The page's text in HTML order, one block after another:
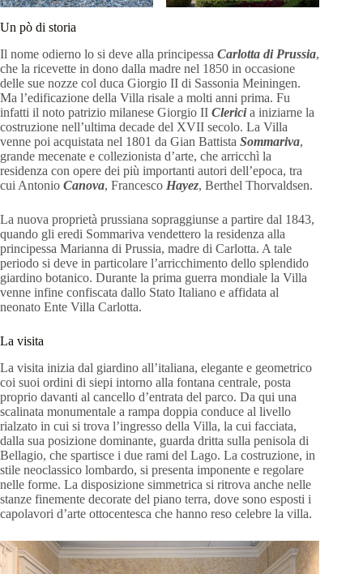
Un pò di storia
Il nome odierno lo si deve alla principessa Carlotta di Prussia,
che la ricevette in dono dalla madre nel 1850 in occasione
delle sue nozze col duca Giorgio II di Sassonia Meiningen.
Ma l’edificazione della Villa risale a molti anni prima. Fu
infatti il noto patrizio milanese Giorgio II Clericia iniziarne la
costruzione nell’ultima decade del XVII secolo. La Villa
venne poi acquistata nel 1801 da Gian Battista Sommariva,
grande mecenate e collezionista d’arte, che arricchì la
residenza con opere dei più importanti autori dell’epoca, tra
cui Antonio Canova, Francesco Hayez, Berthel Thorvaldsen.
La nuova proprietà prussiana sopraggiunse a partire dal 1843,
quando gli eredi Sommariva vendettero la residenza alla
principessa Marianna di Prussia, madre di Carlotta. A tale
periodo si deve in particolare l’arricchimento dello splendido
giardino botanico. Durante la prima guerra mondiale la Villa
venne infine confiscata dallo Stato Italiano e affidata al
neonato Ente Villa Carlotta.
La visita
La visita inizia dal giardino all’italiana, elegante e geometrico
coi suoi ordini di siepi intorno alla fontana centrale, posta
proprio davanti al cancello d’entrata del parco. Da qui una
scalinata monumentale a rampa doppia conduce al livello
rialzato in cui si trova l’ingresso della Villa, la cui facciata,
dalla sua posizione dominante, guarda dritta sulla penisola di
Bellagio, che spartisce i due rami del Lago. La costruzione, in
stile neoclassico lombardo, si presenta imponente e regolare
nelle forme. La disposizione simmetrica si ritrova anche nelle
stanze finemente decorate del piano terra, dove sono esposti i
capolavori d’arte ottocentesca che hanno reso celebre la villa.